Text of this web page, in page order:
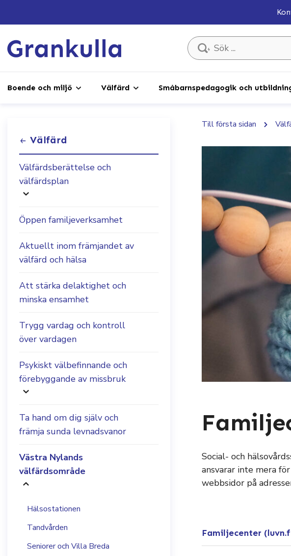
Sök ...
Boende och miljö Välfärd Småbarnspedagogik och
Välfärd
Välfärdsberättelse och
välfärdsplan
Öppen familjeverksamhet
Aktuellt inom främjandet av
välfärd och hälsa
Att stärka delaktighet och
minska ensamhet
Trygg vardag och kontroll
över vardagen
Psykiskt välbefinnande och
förebyggande av missbruk
Ta hand om dig själv och
främja sunda levnadsvanor
Västra Nylands
välfärdsområde
Hälsostationen
Tandvården
Seniorer och Villa Breda
Till första sidan
Social- och
ansvarar inte mera
webbsidor på
Familjecenter